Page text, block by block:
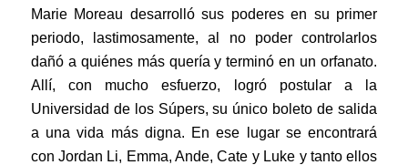
Marie Moreau desarrolló sus poderes en su primer
periodo, lastimosamente, al no poder controlarlos
dañó a quiénes más quería y terminó en un orfanato.
Allí, con mucho esfuerzo, logró postular a la
Universidad de los Súpers, su único boleto de salida
a una vida más digna. En ese lugar se encontrará
con Jordan Li, Emma, Ande, Cate y Luke y tanto ellos